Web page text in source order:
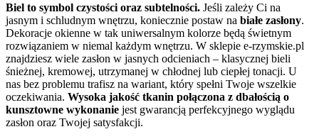
Biel to symbol czystości oraz subtelności. Jeśli zależy Ci na
jasnym i schludnym wnętrzu, koniecznie postaw na białe zasłony.
Dekoracje okienne w tak uniwersalnym kolorze będą świetnym
rozwiązaniem w niemal każdym wnętrzu. W sklepie e-rzymskie.pl
znajdziesz wiele zasłon w jasnych odcieniach – klasycznej bieli
śnieżnej, kremowej, utrzymanej w chłodnej lub ciepłej tonacji. U
nas bez problemu trafisz na wariant, który spełni Twoje wszelkie
oczekiwania. Wysoka jakość tkanin połączona z dbałością o
kunsztowne wykonanie jest gwarancją perfekcyjnego wyglądu
zasłon oraz Twojej satysfakcji.